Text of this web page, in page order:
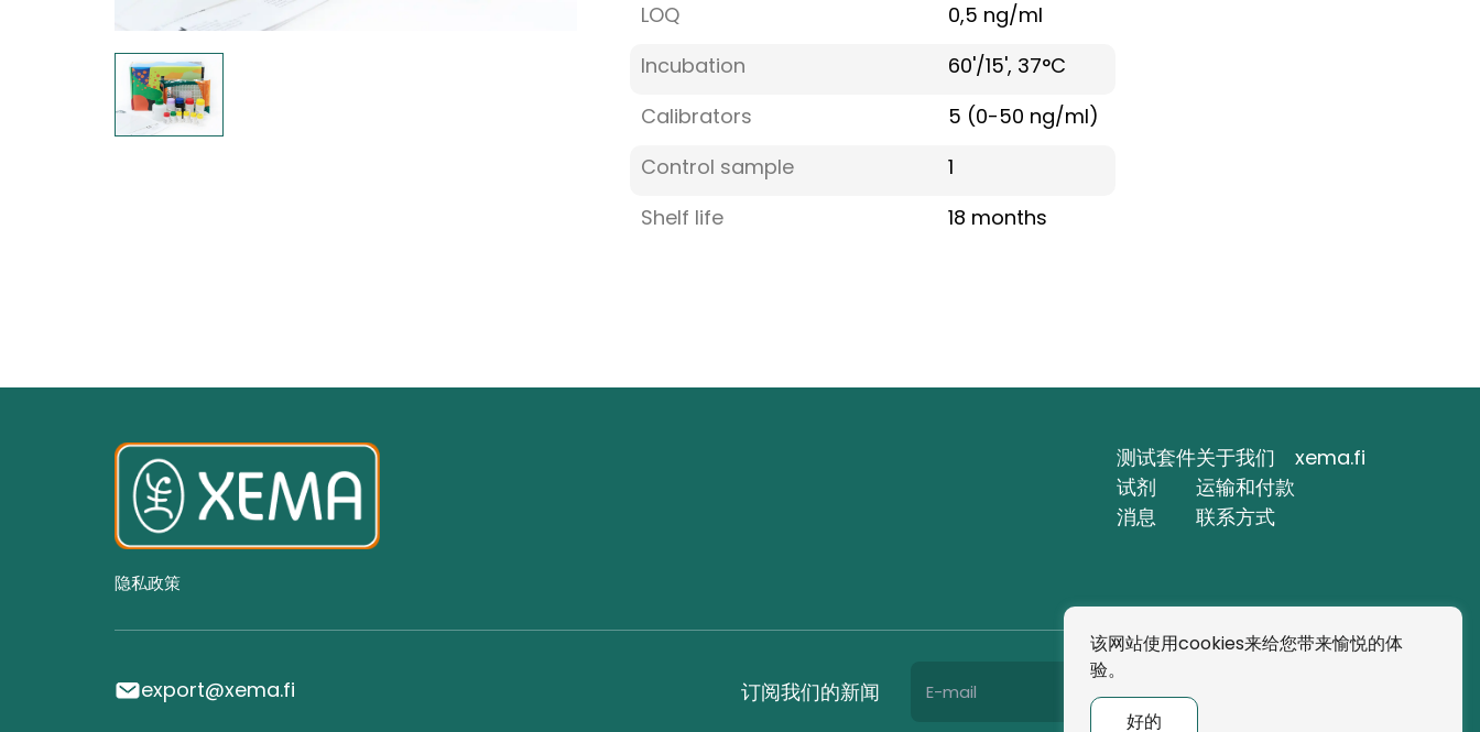
LOQ
0,5 ng/ml
Incubation
60'/15', 37°C
Calibrators
5 (0-50 ng/ml)
Control sample
1
Shelf life
18 months
隐私政策
测试套件
试剂
消息
关于我们
运输和付款
联系方式
xema.fi
export@xema.fi 订阅我们的新闻
该网站使用cookies来给您带来愉悦的体
验。
好的